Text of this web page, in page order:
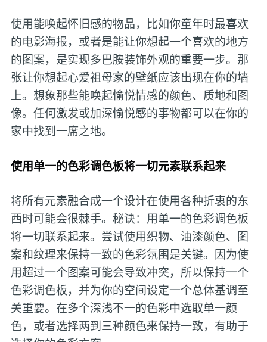
使用能唤起怀旧感的物品，比如你童年时最喜欢
的电影海报，或者是能让你想起一个喜欢的地方
的图案，是实现多巴胺装饰外观的重要一步。那
张让你想起心爱祖母家的壁纸应该出现在你的墙
上。想象那些能唤起愉悦情感的颜色、质地和图
像。任何激发或加深愉悦感的事物都可以在你的
家中找到一席之地。
使用单一的色彩调色板将一切元素联系起来
将所有元素融合成一个设计在使用各种折衷的东
西时可能会很棘手。秘诀：用单一的色彩调色板
将一切联系起来。尝试使用织物、油漆颜色、图
案和纹理来保持一致的色彩氛围是关键。因为使
用超过一个图案可能会导致冲突，所以保持一个
色彩调色板，并为你的空间设定一个总体基调至
关重要。在多个深浅不一的色彩中选取单一颜
色，或者选择两到三种颜色来保持一致，有助于